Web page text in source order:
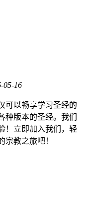
05-16
可以畅享学习圣经的
种版本的圣经。我们
！立即加入我们，轻
宗教之旅吧！